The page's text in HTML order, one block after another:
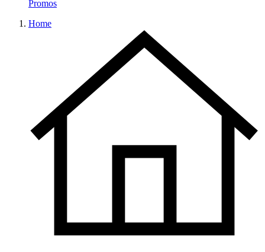
Promos
Home